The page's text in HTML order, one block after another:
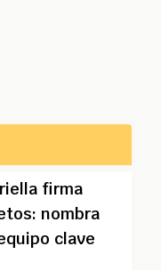
firma
nombra
clave